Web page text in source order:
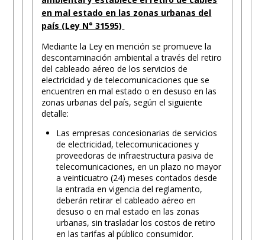
en mal estado en las zonas urbanas del
país (Ley N° 31595)
Mediante la Ley en mención se promueve la
descontaminación ambiental a través del retiro
del cableado aéreo de los servicios de
electricidad y de telecomunicaciones que se
encuentren en mal estado o en desuso en las
zonas urbanas del país, según el siguiente
detalle:
Las empresas concesionarias de servicios
de electricidad, telecomunicaciones y
proveedoras de infraestructura pasiva de
telecomunicaciones, en un plazo no mayor
a veinticuatro (24) meses contados desde
la entrada en vigencia del reglamento,
deberán retirar el cableado aéreo en
desuso o en mal estado en las zonas
urbanas, sin trasladar los costos de retiro
en las tarifas al público consumidor.